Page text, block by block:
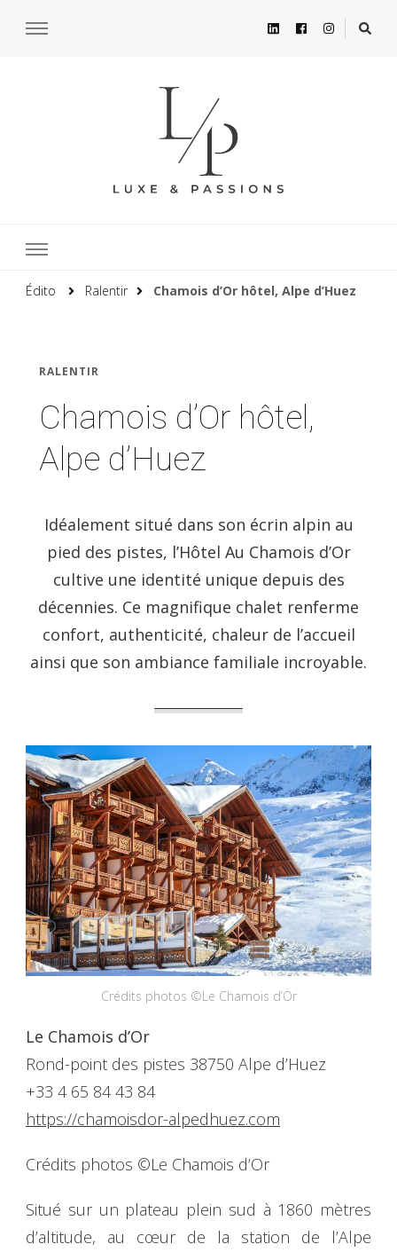
Édito Ralentir Chamois d’Or hôtel, Alpe d’Huez
RALENTIR
Chamois d’Or hôtel,
Alpe d’Huez
Idéalement situé dans son écrin alpin au
pied des pistes, l’Hôtel Au Chamois d’Or
cultive une identité unique depuis des
décennies. Ce magnifique chalet renferme
confort, authenticité, chaleur de l’accueil
ainsi que son ambiance familiale incroyable.
Crédits photos ©Le Chamois d’Or
Le Chamois d’Or
Rond-point des pistes 38750 Alpe d’Huez
+33 4 65 84 43 84
https://chamoisdor-alpedhuez.com
Crédits photos ©Le Chamois d’Or
Situé sur un plateau plein sud à 1860 mètres
d’altitude, au cœur de la station de l’Alpe